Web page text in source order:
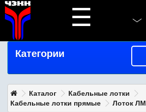
☰
Категории
Каталог
Кабельные лотки
Кабельные лотки прямые
Лоток ЛМ